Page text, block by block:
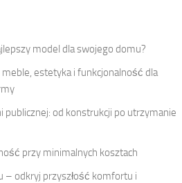
model dla swojego domu?
estetyka i funkcjonalność dla
publicznej: od konstrukcji po utrzymanie
przy minimalnych kosztach
– odkryj przyszłość komfortu i